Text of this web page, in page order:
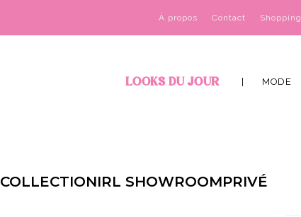
À propos Contact Shopping
LOOKS DU JOUR MODE
COLLECTIONIRL SHOWROOMPRIVÉ